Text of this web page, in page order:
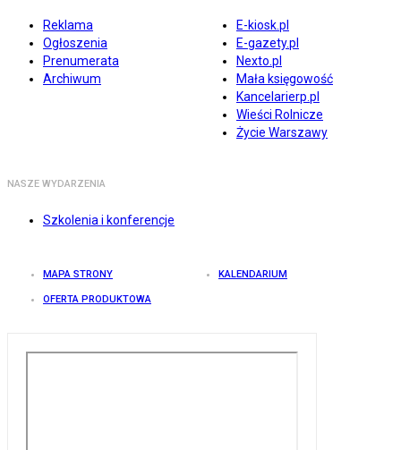
Reklama
Ogłoszenia
Prenumerata
Archiwum
E-kiosk.pl
E-gazety.pl
Nexto.pl
Mała księgowość
Kancelarierp.pl
Wieści Rolnicze
Życie Warszawy
NASZE WYDARZENIA
Szkolenia i konferencje
MAPA STRONY KALENDARIUM
OFERTA PRODUKTOWA